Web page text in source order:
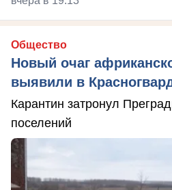
Общество
Новый очаг
выявили в
Карантин затронул
поселений